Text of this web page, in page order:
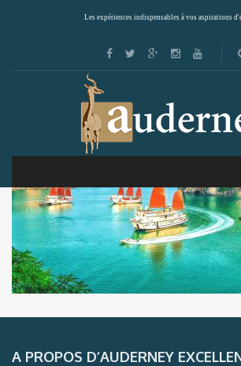
Les expériences indispensables à vos aspirations
A PROPOS D’AUDERNEY